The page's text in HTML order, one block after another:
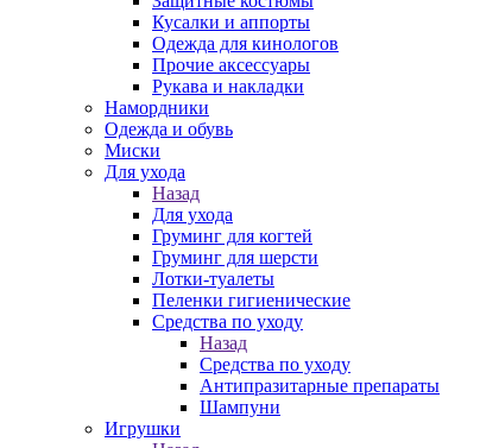
Кусалки и аппорты
Одежда для кинологов
Прочие аксессуары
Рукава и накладки
Намордники
Одежда и обувь
Миски
Для ухода
Назад
Для ухода
Груминг для когтей
Груминг для шерсти
Лотки-туалеты
Пеленки гигиенические
Средства по уходу
Назад
Средства по уходу
Антипразитарные препараты
Шампуни
Игрушки